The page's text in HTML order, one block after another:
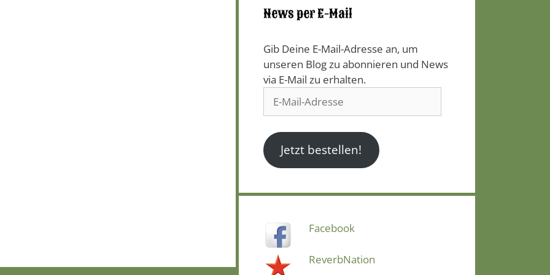
News per E-Mail
Gib Deine E-Mail-Adresse an, um
unseren Blog zu abonnieren und News
via E-Mail zu erhalten.
Mail-
Jetzt bestellen!
Facebook
ReverbNation